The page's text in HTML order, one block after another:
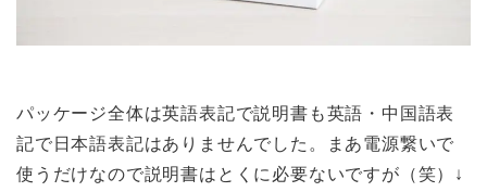
パッケージ全体は英語表記で説明書も英語・中国語表
記で日本語表記はありませんでした。まあ電源繋いで
使うだけなので説明書はとくに必要ないですが（笑）↓